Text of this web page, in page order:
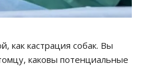
как кастрация собак. Вы
каковы потенциальные